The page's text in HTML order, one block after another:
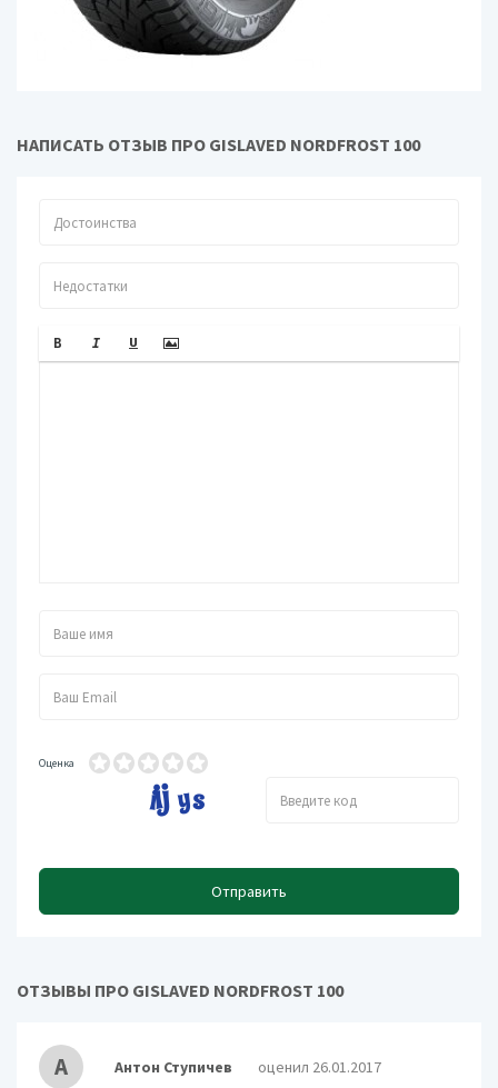
НАПИСАТЬ ОТЗЫВ ПРО GISLAVED NORDFROST 100
Оценка
Отправить
ОТЗЫВЫ ПРО GISLAVED NORDFROST 100
А Антон Ступичев оценил 26.01.2017